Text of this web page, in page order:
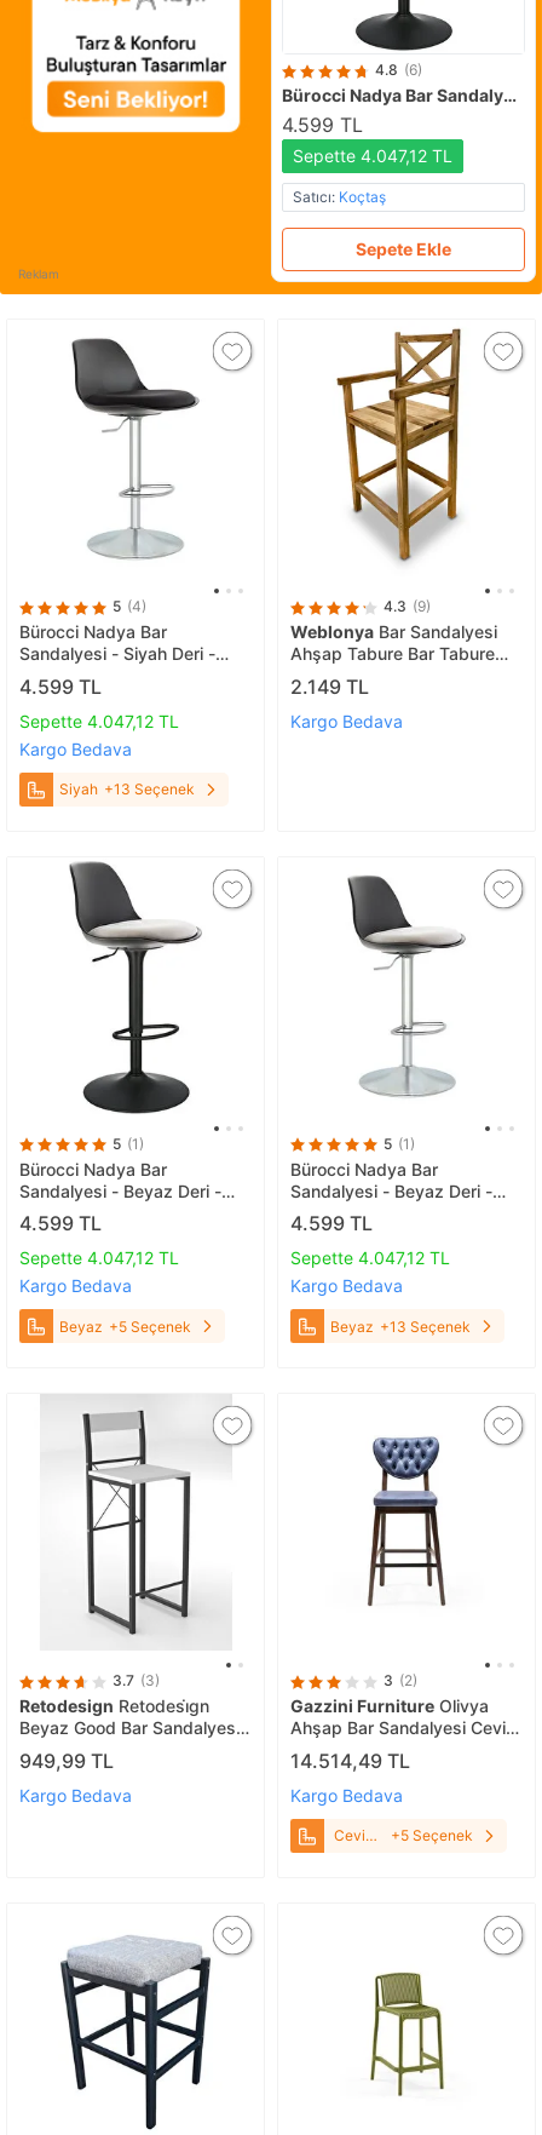
Reklam
4.8 (6)
Bürocci Nadya Bar Sandalyesi - Siyah Deri - Mat Siyah Ayaklı Yüksek Bar Taburesi - 9537y0101 Siyah
4.599 TL
Sepette 4.047,12 TL
Satıcı: Koçtaş
Sepete Ekle
5 (4)
Bürocci Nadya Bar
Sandalyesi - Siyah Deri -
Metal Ayaklı Bar Taburesi -
9537s0101 Siyah
4.599 TL
Sepette 4.047,12 TL
Kargo Bedava
Siyah +13 Seçenek
4.3 (9)
Weblonya Bar Sandalyesi
Ahşap Tabure Bar Tabure
Mutfak Sandalyesi 5149
2.149 TL
Kargo Bedava
5 (1)
Bürocci Nadya Bar
Sandalyesi - Beyaz Deri -
Mat Siyah Ayaklı Yüksek Bar
Taburesi - 9537y0109
Beyaz
4.599 TL
Sepette 4.047,12 TL
Kargo Bedava
Beyaz +5 Seçenek
5 (1)
Bürocci Nadya Bar
Sandalyesi - Beyaz Deri -
Metal Ayaklı Bar Taburesi -
9537s0109 Beyaz
4.599 TL
Sepette 4.047,12 TL
Kargo Bedava
Beyaz +13 Seçenek
3.7 (3)
Retodesign Retodesi̇gn
Beyaz Good Bar Sandalyesi̇
1652b
949,99 TL
Kargo Bedava
3 (2)
Gazzini Furniture Olivya
Ahşap Bar Sandalyesi Ceviz-
Mavi
14.514,49 TL
Kargo Bedava
Ceviz-
+5 Seçenek